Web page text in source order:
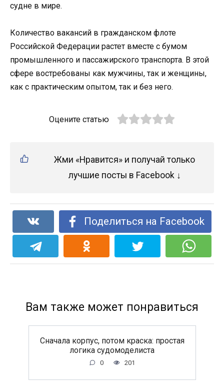
судне в мире.
Количество вакансий в гражданском флоте
Российской Федерации растет вместе с бумом
промышленного и пассажирского транспорта. В этой
сфере востребованы как мужчины, так и женщины,
как с практическим опытом, так и без него.
Оцените статью
Жми «Нравится» и получай только
лучшие посты в Facebook ↓
Поделиться на Facebook
Вам также может понравиться
Сначала корпус, потом краска: простая
логика судомоделиста
0 201